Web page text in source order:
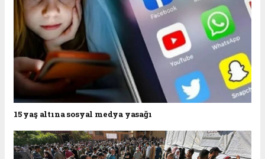
15 yaş altına sosyal medya yasağı